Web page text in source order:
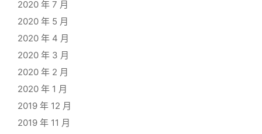
2020 年 7 月
2020 年 5 月
2020 年 4 月
2020 年 3 月
2020 年 2 月
2020 年 1 月
2019 年 12 月
2019 年 11 月